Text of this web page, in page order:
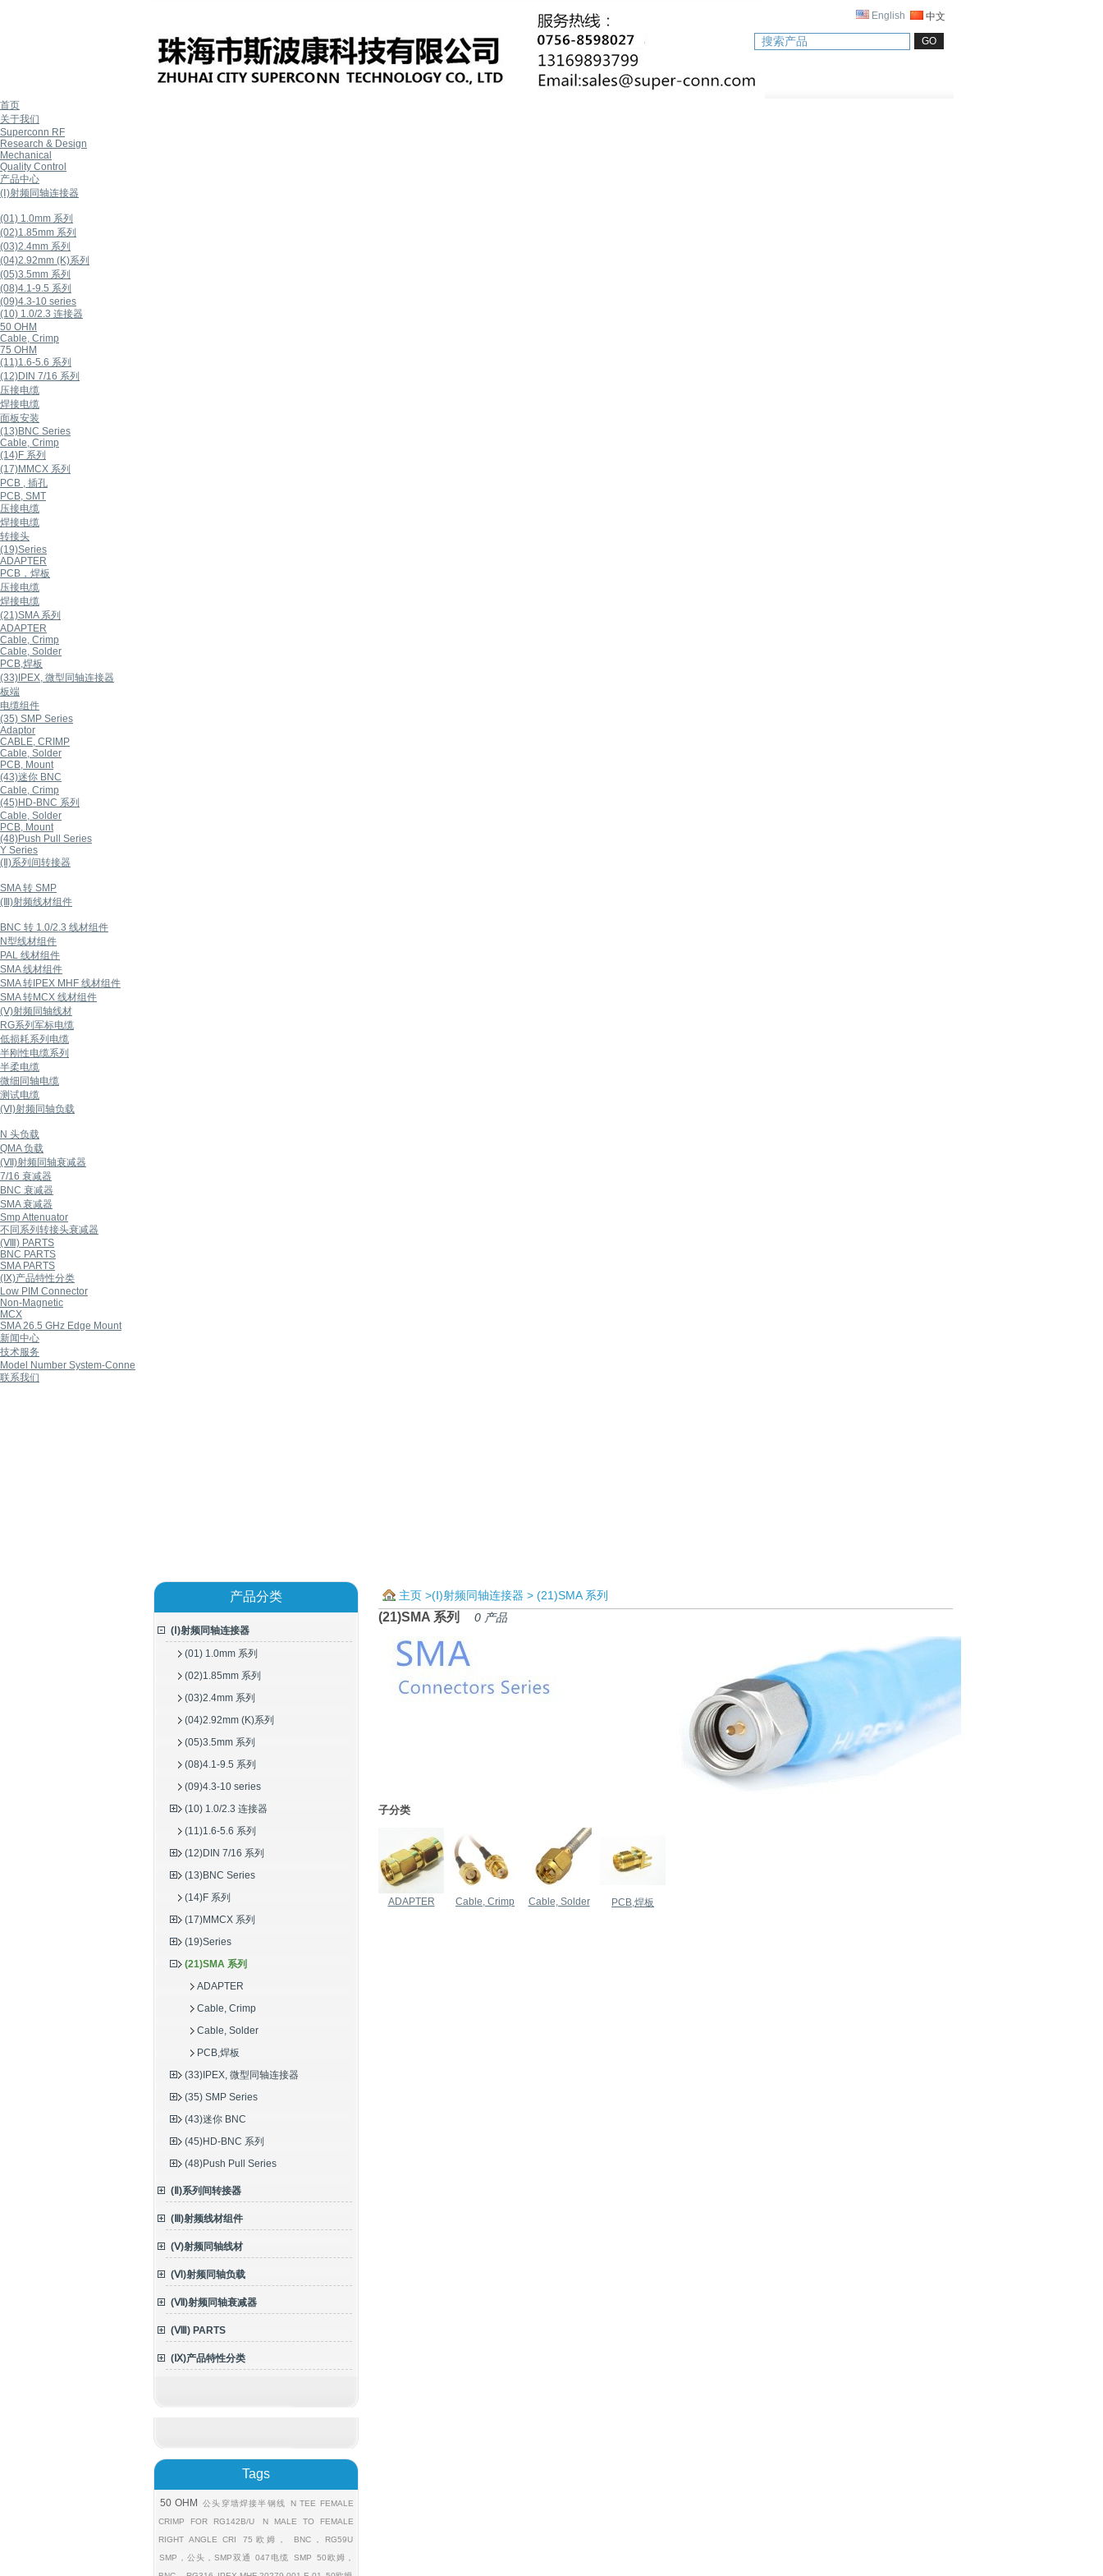
English 中文
首页
关于我们
Superconn RF
Research & Design
Mechanical
Quality Control
产品中心
(Ⅰ)射频同轴连接器
(01) 1.0mm 系列
(02)1.85mm 系列
(03)2.4mm 系列
(04)2.92mm (K)系列
(05)3.5mm 系列
(08)4.1-9.5 系列
(09)4.3-10 series
(10) 1.0/2.3 连接器
50 OHM
Cable, Crimp
75 OHM
(11)1.6-5.6 系列
(12)DIN 7/16 系列
压接电缆
焊接电缆
面板安装
(13)BNC Series
Cable, Crimp
(14)F 系列
(17)MMCX 系列
PCB , 插孔
PCB, SMT
压接电缆
焊接电缆
转接头
(19)Series
ADAPTER
PCB，焊板
压接电缆
焊接电缆
(21)SMA 系列
ADAPTER
Cable, Crimp
Cable, Solder
PCB,焊板
(33)IPEX, 微型同轴连接器
板端
电缆组件
(35) SMP Series
Adaptor
CABLE, CRIMP
Cable, Solder
PCB, Mount
(43)迷你 BNC
Cable, Crimp
(45)HD-BNC 系列
Cable, Solder
PCB, Mount
(48)Push Pull Series
Y Series
(Ⅱ)系列间转接器
SMA 转 SMP
(Ⅲ)射频线材组件
BNC 转 1.0/2.3 线材组件
N型线材组件
PAL 线材组件
SMA 线材组件
SMA 转IPEX MHF 线材组件
SMA 转MCX 线材组件
(Ⅴ)射频同轴线材
RG系列军标电缆
低损耗系列电缆
半刚性电缆系列
半柔电缆
微细同轴电缆
测试电缆
(Ⅵ)射频同轴负载
N 头负载
QMA 负载
(Ⅶ)射频同轴衰减器
7/16 衰减器
BNC 衰减器
SMA 衰减器
Smp Attenuator
不同系列转接头衰减器
(Ⅷ) PARTS
BNC PARTS
SMA PARTS
(Ⅸ)产品特性分类
Low PIM Connector
Non-Magnetic
MCX
SMA 26.5 GHz Edge Mount
新闻中心
技术服务
Model Number System-Conne
联系我们
产品分类
(Ⅰ)射频同轴连接器
(01) 1.0mm 系列
(02)1.85mm 系列
(03)2.4mm 系列
(04)2.92mm (K)系列
(05)3.5mm 系列
(08)4.1-9.5 系列
(09)4.3-10 series
(10) 1.0/2.3 连接器
(11)1.6-5.6 系列
(12)DIN 7/16 系列
(13)BNC Series
(14)F 系列
(17)MMCX 系列
(19)Series
(21)SMA 系列
ADAPTER
Cable, Crimp
Cable, Solder
PCB,焊板
(33)IPEX, 微型同轴连接器
(35) SMP Series
(43)迷你 BNC
(45)HD-BNC 系列
(48)Push Pull Series
(Ⅱ)系列间转接器
(Ⅲ)射频线材组件
(Ⅴ)射频同轴线材
(Ⅵ)射频同轴负载
(Ⅶ)射频同轴衰减器
(Ⅷ) PARTS
(Ⅸ)产品特性分类
Tags
50 OHM 公头穿墙焊接半钢线
N TEE FEMALE
CRIMP FOR RG142B/U
N MALE TO FEMALE
RIGHT ANGLE CRI
75欧姆， BNC，RG59U
SMP，公头，SMP双通
047电缆 SMP
50欧姆，
主页 >(Ⅰ)射频同轴连接器 > (21)SMA 系列
(21)SMA 系列 0 产品
子分类
ADAPTER Cable, Crimp Cable, Solder PCB,焊板